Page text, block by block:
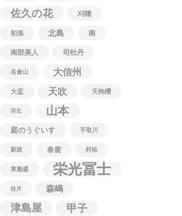
佐久の花 刈穂
初孫 北島 南
南部美人 司牡丹
名倉山 大信州
大盃 天吹 天狗櫻
宗玄 山本
庭のうぐいす 手取川
新政 春鹿 村祐
東魁盛 栄光冨士
桂月 森嶋
津島屋 甲子